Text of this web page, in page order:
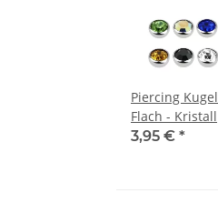
Piercing
Flach - Kristall
3,95 € *